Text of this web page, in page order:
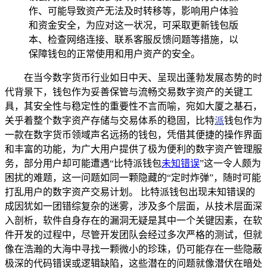
作、可能导致资产无法及时转移等，影响用户体验
和资金安全，为应对这一状况，可采取更新钱包版
本、检查网络连接、联系客服反馈问题等措施，以
保障钱包的正常使用和用户资产的安全。
在当今数字货币行业如日中天、呈现出蓬勃发展态势的时
代背景下，钱包作为妥善保管与流畅交易数字资产的关键工
具，其安全性与稳定性的重要性不言而喻，宛如大厦之基石，
关乎着整个数字资产存储与交易体系的稳固，比特派钱包作为
一款在数字货币领域声名远扬的钱包，凭借其便捷的操作界面
和丰富的功能，为广大用户提供了极为便利的数字资产管理服
务，部分用户却可能遭遇“比特派钱包未知错误”这一令人颇为
困扰的难题，这一问题如同一颗隐藏的“定时炸弹”，随时可能
打乱用户的数字资产交易计划。 比特派钱包出现未知错误的
成因犹如一团错综复杂的迷雾，涉及多个层面，从技术层面深
入剖析，软件自身存在的漏洞无疑是其中一个关键因素，在软
件开发的过程中，尽管开发团队会经过多次严格的测试，但就
像在浩瀚的大海中寻找一颗微小的珍珠，仍可能存在一些隐蔽
极深的代码错误或逻辑缺陷，这些潜在的问题就像潜伏在暗处